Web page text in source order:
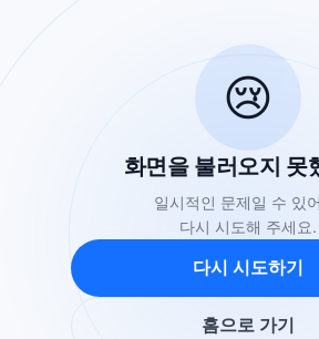
😢
화면을 불러오지 못
일시적인 문제일 수 있
다시 시도해 주세요.
다시 시도하기
홈으로 가기